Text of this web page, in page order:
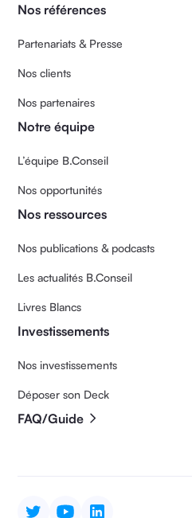
Nos références
Partenariats & Presse
Nos clients
Nos partenaires
Notre équipe
L’équipe B.Conseil
Nos opportunités
Nos ressources
Nos publications & podcasts
Les actualités B.Conseil
Livres Blancs
Investissements
Nos investissements
Déposer son Deck
FAQ/Guide